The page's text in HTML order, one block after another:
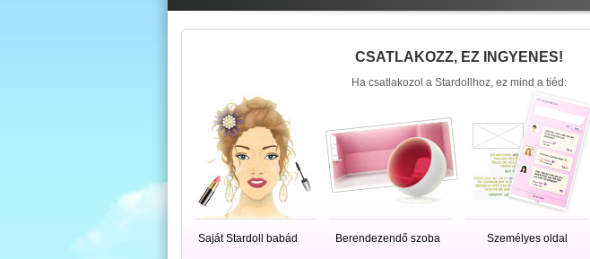
CSATLAKOZZ, EZ INGYENES!
Ha csatlakozol a Stardollhoz, ez mind a tiéd:
Saját Stardoll babád Berendezendő szoba Személyes oldal